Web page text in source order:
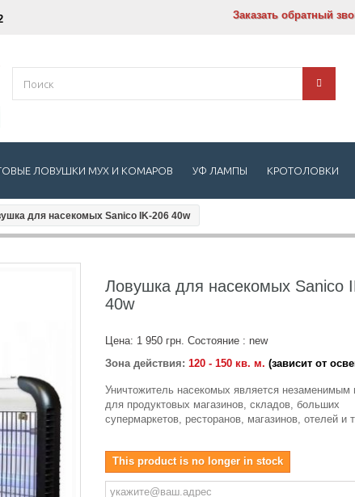
Заказать обратный
ЛОВУШКИ МУХ И КОМАРОВ УФ ЛАМПЫ КРОТОЛОВКИ
для насекомых Sanico IK-206 40w
Ловушка для насекомых Sanico
40w
Цена: 1 950 грн. Состояние : new
Зона действия: 120 - 150 кв. м. (зависит от
Уничтожитель насекомых является незаменимым
для продуктовых магазинов, складов, больших
супермаркетов, ресторанов, магазинов, отелей и
This product is no longer in stock